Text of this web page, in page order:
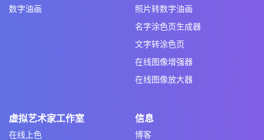
数字油画
照片转数字油画
名字涂色页生成器
文字转涂色页
在线图像增强器
在线图像放大器
虚拟艺术家工作室
在线上色
信息
博客